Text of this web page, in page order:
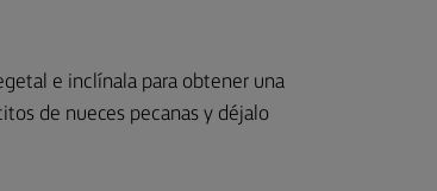
e inclínala para obtener una
de nueces pecanas y déjalo